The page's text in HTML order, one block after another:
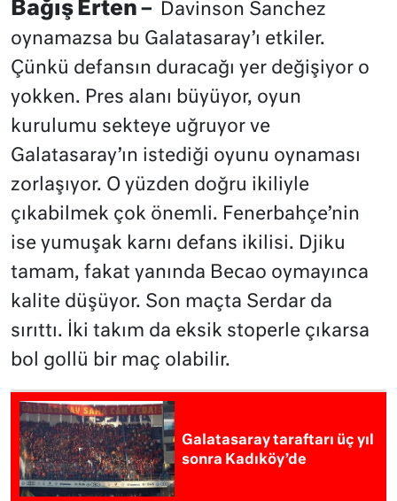
Bağış Erten –
Davinson Sanchez
oynamazsa bu Galatasaray’ı etkiler.
Çünkü defansın duracağı yer değişiyor o
yokken. Pres alanı büyüyor, oyun
kurulumu sekteye uğruyor ve
Galatasaray’ın istediği oyunu oynaması
zorlaşıyor. O yüzden doğru ikiliyle
çıkabilmek çok önemli. Fenerbahçe’nin
ise yumuşak karnı defans ikilisi. Djiku
tamam, fakat yanında Becao oymayınca
kalite düşüyor. Son maçta Serdar da
sırıttı. İki takım da eksik stoperle çıkarsa
bol gollü bir maç olabilir.
Galatasaray taraftarı üç yıl
sonra Kadıköy’de